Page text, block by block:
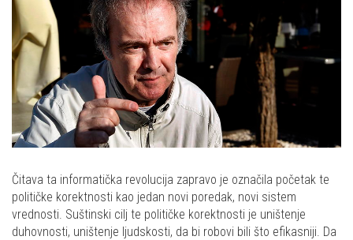
Čitava ta informatička revolucija zapravo je označila početak te
političke korektnosti kao jedan novi poredak, novi sistem
vrednosti. Suštinski cilj te političke korektnosti je uništenje
duhovnosti, uništenje ljudskosti, da bi robovi bili što efikasniji. Da